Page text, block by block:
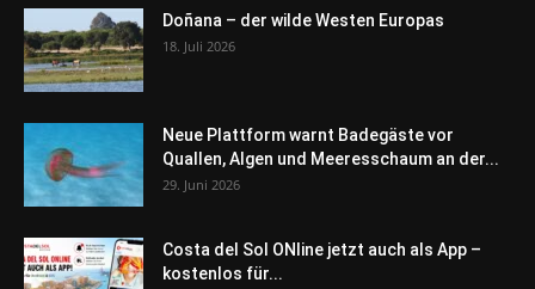
Doñana – der wilde Westen Europas
18. Juli 2026
Neue Plattform warnt Badegäste vor
Quallen, Algen und Meeresschaum an der...
29. Juni 2026
Costa del Sol ONline jetzt auch als App –
kostenlos für...